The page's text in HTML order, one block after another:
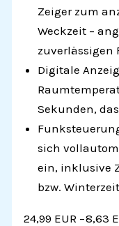
Zeiger zum
Weckzeit –
zuverlässigen
Digitale
Sekunden,
sich
ein, inklusive
bzw.
24,99 EUR −8,63